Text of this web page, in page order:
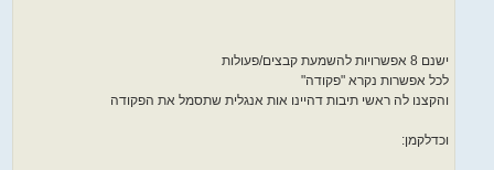
ישנם 8 אפשרויות להשמעת קבצים/פעולות
לכל אפשרות נקרא "פקודה"
והקצנו לה ראשי תיבות דהיינו אות אנגלית שתסמל את הפקודה
וכדלקמן: